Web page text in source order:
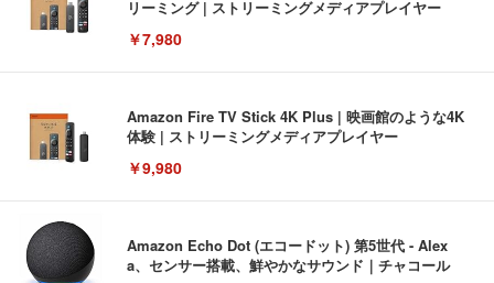
リーミング | ストリーミングメディアプレイヤー
￥7,980
Amazon Fire TV Stick 4K Plus | 映画館のような4K
体験 | ストリーミングメディアプレイヤー
￥9,980
Amazon Echo Dot (エコードット) 第5世代 - Alex
a、センサー搭載、鮮やかなサウンド｜チャコール